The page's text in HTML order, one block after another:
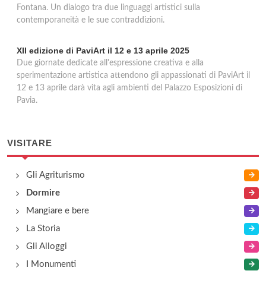
Fontana. Un dialogo tra due linguaggi artistici sulla
contemporaneità e le sue contraddizioni.
XII edizione di PaviArt il 12 e 13 aprile 2025
Due giornate dedicate all'espressione creativa e alla
sperimentazione artistica attendono gli appassionati di PaviArt il
12 e 13 aprile darà vita agli ambienti del Palazzo Esposizioni di
Pavia.
VISITARE
Gli Agriturismo
Dormire
Mangiare e bere
La Storia
Gli Alloggi
I Monumenti